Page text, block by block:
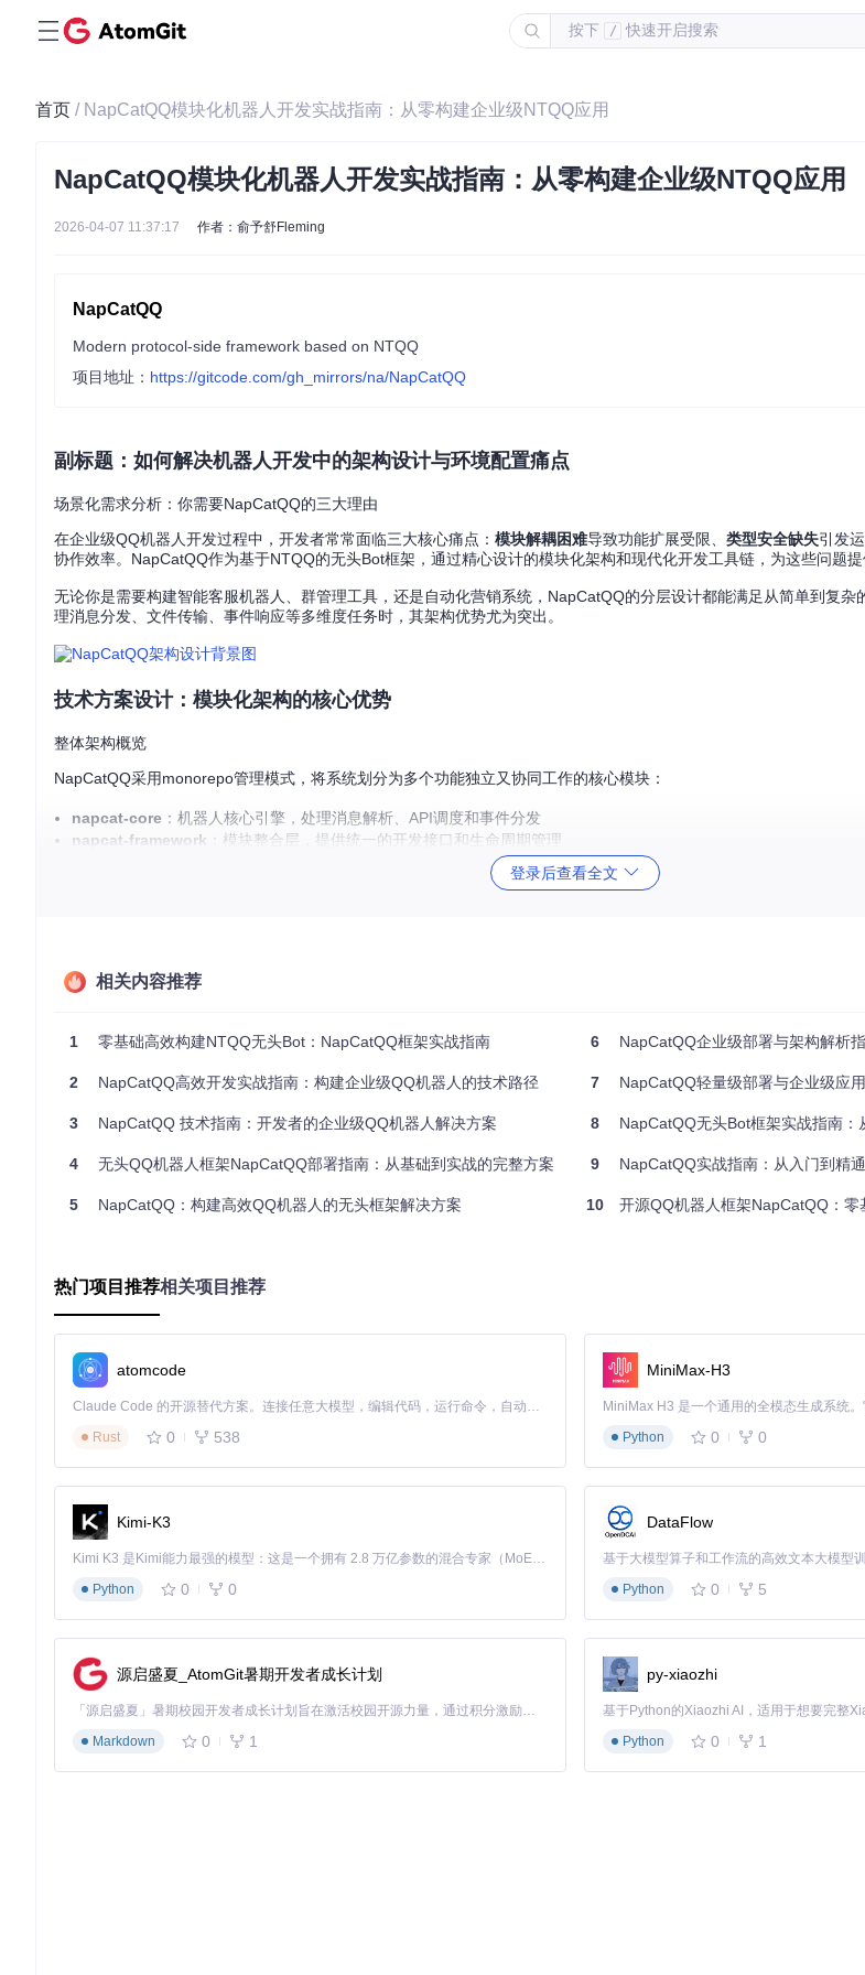
按下 / 快速开启搜索
首页 / NapCatQQ模块化机器人开发实战指南：从零构建企业级NTQQ应用
NapCatQQ模块化机器人开发实战指南：从零构建企业级NTQQ应用
2026-04-07 11:37:17 作者：俞予舒Fleming
NapCatQQ
Modern protocol-side framework based on NTQQ
项目地址： https://gitcode.com/gh_mirrors/na/NapCatQQ
副标题：如何解决机器人开发中的架构设计与环境配置痛点
场景化需求分析：你需要NapCatQQ的三大理由
在企业级QQ机器人开发过程中，开发者常常面临三大核心痛点： 模块解耦困难导致功能扩展受限、 类型安全缺失引发
协作效率。NapCatQQ作为基于NTQQ的无头Bot框架，通过精心设计的模块化架构和现代化开发工具链，为这些问题提
无论你是需要构建智能客服机器人、群管理工具，还是自动化营销系统，NapCatQQ的分层设计都能满足从简单到复杂
理消息分发、文件传输、事件响应等多维度任务时，其架构优势尤为突出。
技术方案设计：模块化架构的核心优势
整体架构概览
NapCatQQ采用monorepo管理模式，将系统划分为多个功能独立又协同工作的核心模块：
napcat-core ：机器人核心引擎，处理消息解析、API调度和事件分发
napcat-framework ：模块整合层，提供统一的开发接口和生命周期管理
：标准协议实现，兼容OneBot规范，降低集成成本
技术栈选型解析
TypeScript：提供静态类型检查，减少90%的类型相关运行时错误
Vite：实现毫秒级热更新，开发效率提升40%以上
：利用硬链接和符号链接优化依赖管理，节省60%磁盘空间
操作步
de.js
安装pn
pm
npm install -g pnpm
npm
istry.npmmirror.com
获取源
码
git clone https://gitcode.com/gh_mirr
ors/na/NapCatQQ
确保Git已安装：
安装依
基础构
建
启动开
发
pnpm run dev:basic 访问http://localhost:3000查看
1. 环境变量配置
创建.env.development文件，配置关键参数：
// 核心配置示例（packages/napcat-core/.env.development）
NAPCAT_LOG_LEVEL
NAPCAT_PORT =8080
// API服务端口
NAPCAT_SESSION_TIMEOUT = 3600
2. 自定义模块开发
登录后查看全文
相关内容推荐
1 零基础高效构建NTQQ无头Bot：NapCatQQ框架实战指南
2 NapCatQQ高效开发实战指南：构建企业级QQ机器人的技术路径
3 NapCatQQ 技术指南：开发者的企业级QQ机器人解决方案
4 无头QQ机器人框架NapCatQQ部署指南：从基础到实战的完整方案
5 NapCatQQ：构建高效QQ机器人的无头框架解决方案
6 NapCatQQ企业级部署与架构解析
7 NapCatQQ轻量级部署与企业级应
8 NapCatQQ无头Bot框架实战指南：从
9 NapCatQQ实战指南：从入门到精
10 开源QQ机器人框架NapCatQQ：
热门项目推荐相关项目推荐
atomcode
Claude Code 的开源替代方案。连接任意大模型，编辑代码，运行命令，自动验证 — 全自动执行。用 Rust 构建，极致性能。 ｜ An open-source alternative to Claude Code. Connect any LLM, edit code, run commands, and verify changes — autonomously. Built in Rust for speed. Get Started
Rust
0 538
MiniMax-H3
Python
0 0
Kimi-K3
Kimi K3 是Kimi能力最强的模型：这是一个拥有 2.8 万亿参数的混合专家（MoE）模型，具备原生视觉理解能力，并支持 100 万 token 的上下文窗口。
Python
0 0
DataFlow
基于大模型算子和工作流的高效文本大模型
Python
0 5
源启盛夏_AtomGit暑期开发者成长计划
「源启盛夏」暑期校园开发者成长计划旨在激活校园开源力量，通过积分激励、认证扶持、资源倾斜等形式，引导高校组织和开发者完成「入驻 — 建项目 — 做贡献 — 获认证 — 得资源」的完整闭环。无论你是想带领社团入驻平台的组织者，还是希望用代码贡献证明自己的开发者，都能在这里找到属于你的成长路径。
Markdown
0 1
py-xiaozhi
Python
0 1